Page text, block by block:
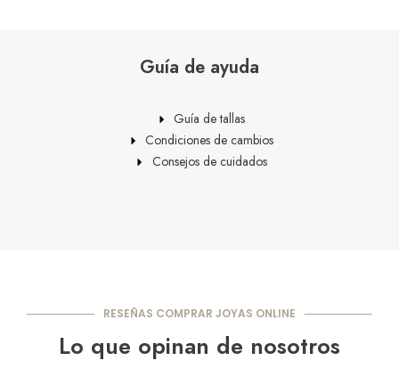
Guía de ayuda
Guía de tallas
Condiciones de cambios
Consejos de cuidados
RESEÑAS COMPRAR JOYAS ONLINE
Lo que opinan de nosotros